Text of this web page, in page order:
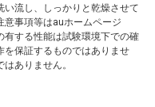
流し、しっかりと乾燥させて
意事項等はauホームページ
有する性能は試験環境下での確
を保証するものではありませ
ありません。